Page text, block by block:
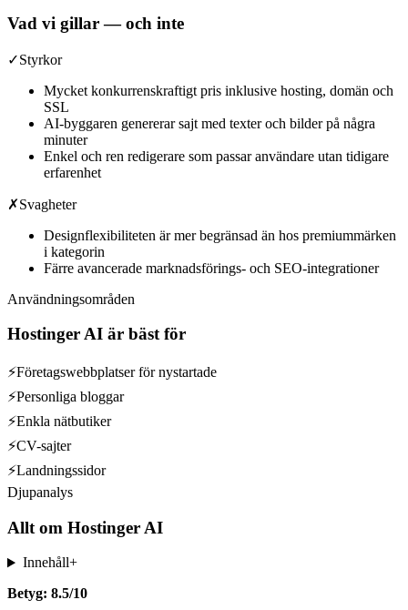
Vad vi gillar — och inte
✓Styrkor
Mycket konkurrenskraftigt pris inklusive hosting, domän och
SSL
AI-byggaren genererar sajt med texter och bilder på några
minuter
Enkel och ren redigerare som passar användare utan tidigare
erfarenhet
✗Svagheter
Designflexibiliteten är mer begränsad än hos premiummärken
i kategorin
Färre avancerade marknadsförings- och SEO-integrationer
Användningsområden
Hostinger AI är bäst för
⚡Företagswebbplatser för nystartade
⚡Personliga bloggar
⚡Enkla nätbutiker
⚡CV-sajter
⚡Landningssidor
Djupanalys
Allt om Hostinger AI
Innehåll+
Betyg: 8.5/10